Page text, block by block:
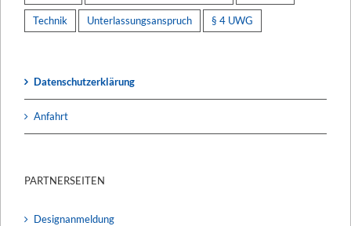
Technik Unterlassungsanspruch § 4 UWG
Datenschutzerklärung
Anfahrt
PARTNERSEITEN
Designanmeldung